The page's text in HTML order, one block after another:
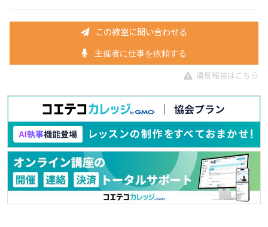
この教室に問い合わせる
主催者に仕事を依頼する
違反報告はこちら